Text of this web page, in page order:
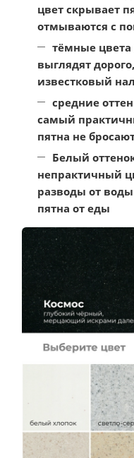
цвет скрывает
отмываются с
тёмные цвета
выглядят
известковый
средние
самый
пятна не
Белый
непрактичный
разводы от
пятна от еды